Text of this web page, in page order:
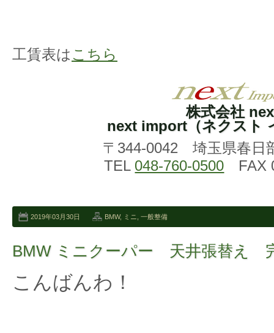
工賃表は こちら
株式会社
next import（ネクスト
〒344-0042 埼玉県春日
TEL 048-760-0500 FAX
2019年03月30日 BMW, ミニ 一般整備
BMW ミニクーパー 天井張替え
こんばんわ！